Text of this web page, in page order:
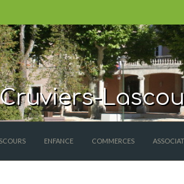
ENFANCE COMMERCES